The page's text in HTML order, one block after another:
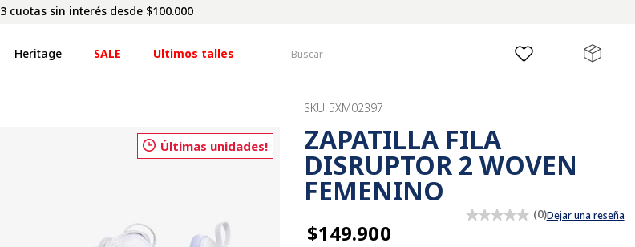
3 cuotas sin interés desde $100.000
Heritage SALE Ultimos talles
Últimas unidades!
SKU 5XM02397
ZAPATILLA FILA
DISRUPTOR 2 WOVEN
FEMENINO
(0)Dejar una reseña
$149.900